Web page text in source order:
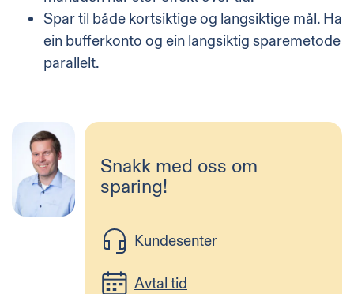
Spar til både kortsiktige og langsiktige mål. Ha
ein bufferkonto og ein langsiktig sparemetode
parallelt.
Snakk med oss om
sparing!
Kundesenter
Avtal tid